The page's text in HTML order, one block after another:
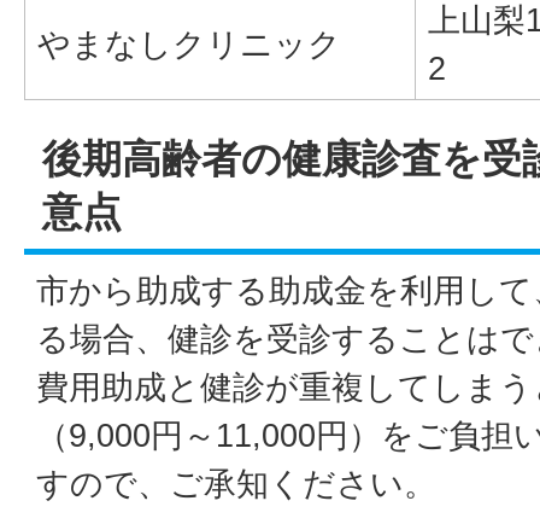
やまなしクリニック
上山梨
2
後期高齢者の健康診査を
意点
市から助成する助成金を利用し
る場合、健診を受診することは
費用助成と健診が重複してしま
（9,000円～11,000円）をご負
すので、ご承知ください。